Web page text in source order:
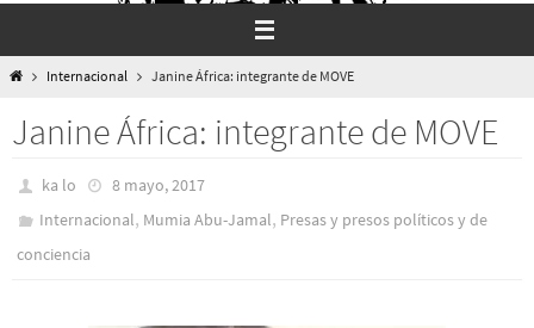
InicioInternacional Janine África: integrante de MOVE
Janine África: integrante de MOVE
ka lo
8 mayo, 2017
Internacional, Mumia Abu-Jamal, Presas y presos polí­ticos y de
conciencia